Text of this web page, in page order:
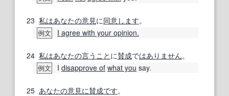
23 私はあなたの意見に同意します。
例文 I agree with your opinion.
24 私はあなたの言うこと に賛成ではあり ません。
例文 I disapprove of what you say.
25 あなたの意見に賛成です。